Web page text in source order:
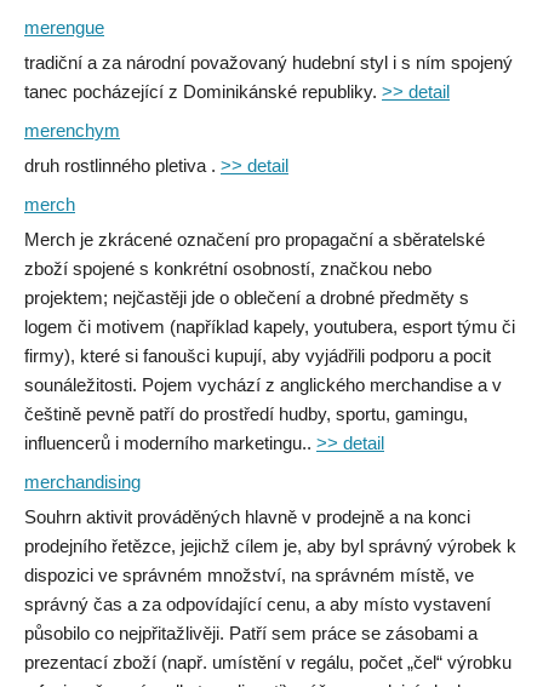
merengue
tradiční a za národní považovaný hudební styl i s ním spojený
tanec pocházející z Dominikánské republiky. >> detail
merenchym
druh rostlinného pletiva . >> detail
merch
Merch je zkrácené označení pro propagační a sběratelské
zboží spojené s konkrétní osobností, značkou nebo
projektem; nejčastěji jde o oblečení a drobné předměty s
logem či motivem (například kapely, youtubera, esport týmu či
firmy), které si fanoušci kupují, aby vyjádřili podporu a pocit
sounáležitosti. Pojem vychází z anglického merchandise a v
češtině pevně patří do prostředí hudby, sportu, gamingu,
influencerů i moderního marketingu.. >> detail
merchandising
Souhrn aktivit prováděných hlavně v prodejně a na konci
prodejního řetězce, jejichž cílem je, aby byl správný výrobek k
dispozici ve správném množství, na správném místě, ve
správný čas a za odpovídající cenu, a aby místo vystavení
působilo co nejpřitažlivěji. Patří sem práce se zásobami a
prezentací zboží (např. umístění v regálu, počet „čel“ výrobku